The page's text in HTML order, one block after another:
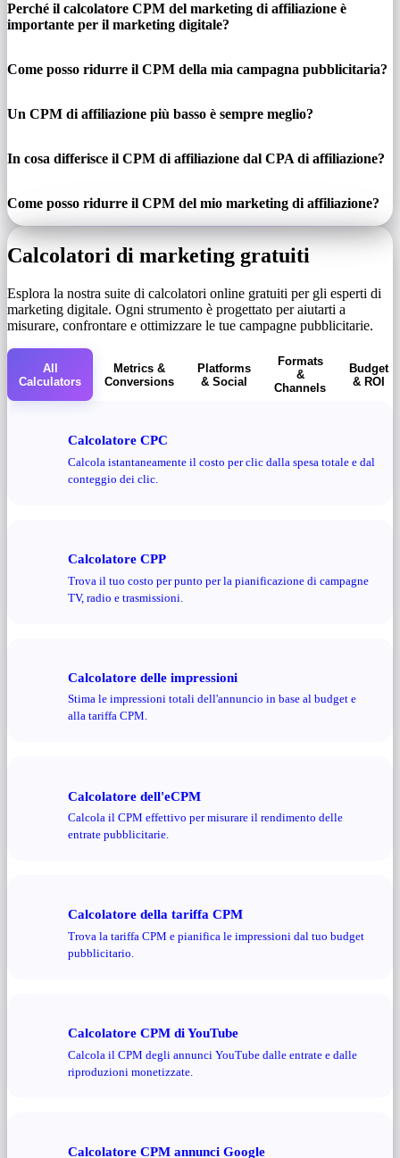
Perché il calcolatore CPM del marketing di affiliazione è
importante per il marketing digitale?
Come posso ridurre il CPM della mia campagna pubblicitaria?
Un CPM di affiliazione più basso è sempre meglio?
In cosa differisce il CPM di affiliazione dal CPA di affiliazione?
Come posso ridurre il CPM del mio marketing di affiliazione?
Calcolatori di marketing gratuiti
Esplora la nostra suite di calcolatori online gratuiti per gli esperti di
marketing digitale. Ogni strumento è progettato per aiutarti a
misurare, confrontare e ottimizzare le tue campagne pubblicitarie.
All
Calculators
Metrics &
Conversions
Platforms
& Social
Formats
&
Channels
Budget
& ROI
Calcolatore CPC
Calcola istantaneamente il costo per clic dalla spesa totale e dal
conteggio dei clic.
Calcolatore CPP
Trova il tuo costo per punto per la pianificazione di campagne
TV, radio e trasmissioni.
Calcolatore delle impressioni
Stima le impressioni totali dell'annuncio in base al budget e
alla tariffa CPM.
Calcolatore dell'eCPM
Calcola il CPM effettivo per misurare il rendimento delle
entrate pubblicitarie.
Calcolatore della tariffa CPM
Trova la tariffa CPM e pianifica le impressioni dal tuo budget
pubblicitario.
Calcolatore CPM di YouTube
Calcola il CPM degli annunci YouTube dalle entrate e dalle
riproduzioni monetizzate.
Calcolatore CPM annunci Google